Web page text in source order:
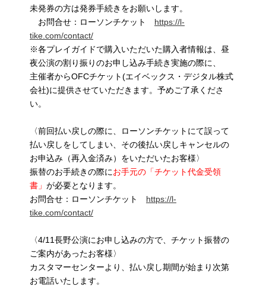
未発券の方は発券手続きをお願いします。
お問合せ：ローソンチケット https://l-
tike.com/contact/
※各プレイガイドで購入いただいた購入者情報は、昼
夜公演の割り振りのお申し込み手続き実施の際に、
主催者からOFCチケット(エイベックス・デジタル株式
会社)に提供させていただきます。予めご了承くださ
い。
〈前回払い戻しの際に、ローソンチケットにて誤って
払い戻しをしてしまい、その後払い戻しキャンセルの
お申込み（再入金済み）をいただいたお客様〉
振替のお手続きの際にお手元の「チケット代金受領
書」 が必要となります。
お問合せ：ローソンチケット https://l-
tike.com/contact/
〈4/11長野公演にお申し込みの方で、チケット振替の
ご案内があったお客様〉
カスタマーセンターより、払い戻し期間が始まり次第
お電話いたします。